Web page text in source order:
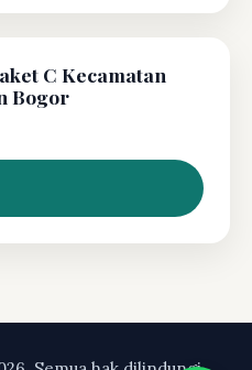
C Kecamatan
Bogor